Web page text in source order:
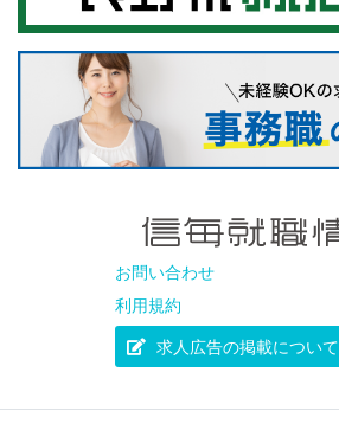
お問い合わせ
利用規約
求人広告の掲載について